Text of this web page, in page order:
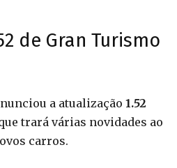
de Gran Turismo
a atualização 1.52
trará várias novidades ao
carros.